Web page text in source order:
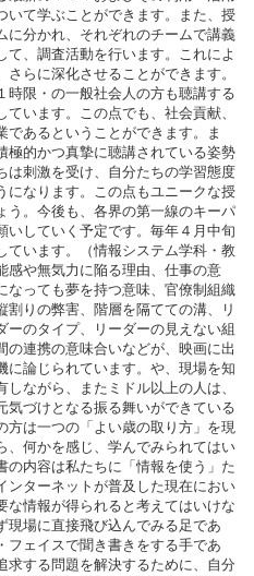
いて学ぶことができます。また、授
に分かれ、それぞれのチームで講義
て、調査活動を行います。これによ
らに深化させることができます。
時限・の一般社会人の方も聴講する
います。この点でも、社会貢献、
あるということができます。ま
極的かつ真摯に聴講されている姿勢
は刺激を受け、自分たちの学習態度
になります。この点もユニークな授
う。今後も、各界の第一線のキーパ
いしていく予定です。毎年４月中旬
ています。（情報システム学科・教
や無気力に陥る理由、仕事の意
なっても夢を持つ意味、官僚制組織
りの弊害、階層を隔てての溝、リ
ーのタイプ、リーダーの見えない組
の連携の意味合いなどが、映画に出
に論じられています。や、現場を知
ながら、またミドル以上の人は、
気づけとなる振る舞いができている
方は一つの「よい歳の取り方」を現
、何かを感じ、学んでみられてはい
の内容は私たちに「情報を使う」た
ンターネットが普及した現在におい
な情報が得られると考えてはいけな
現場に直接飛び込んでみる足であ
フェイスで聞き書きをする手であ
求する問題を解決するために、自分